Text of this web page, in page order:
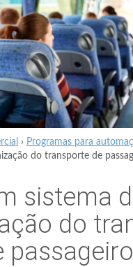
› Programas para
do transporte de
sistema
do